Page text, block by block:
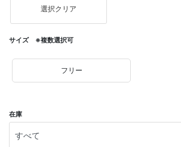
選択クリア
サイズ ※複数選択可
フリー
在庫